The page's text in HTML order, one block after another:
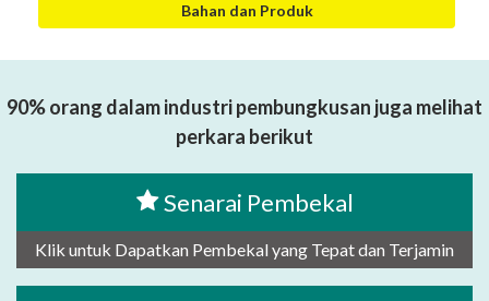
Bahan dan Produk
90% orang dalam industri pembungkusan juga melihat
perkara berikut
Senarai Pembekal
Klik untuk Dapatkan Pembekal yang Tepat dan Terjamin